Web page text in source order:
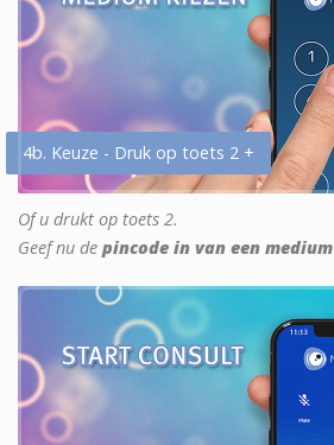
4b. Keuze - Druk op toets 2 +
Of u drukt op toets 2.
Geef nu de pincode in van een medium